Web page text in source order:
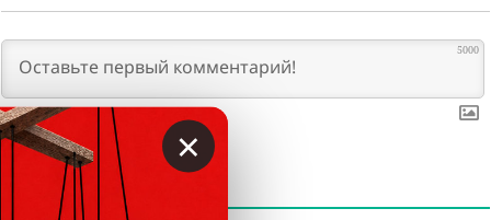
5000
КОММЕНТАРИИ
×